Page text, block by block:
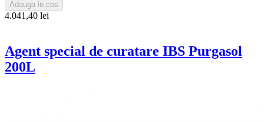
Adauga in cos
4.041,40 lei
Agent special de curatare IBS Purgasol
200L